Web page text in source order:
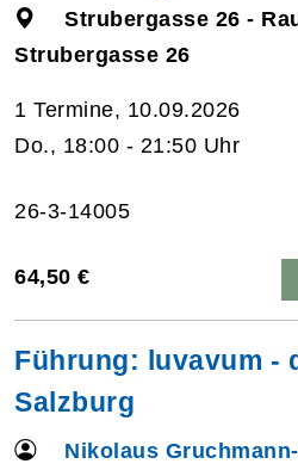
Strubergasse 26 -
Strubergasse 26
1 Termine, 10.09.2026
Do., 18:00 - 21:50 Uhr
26-3-14005
64,50 €
Führung: luvavum -
Salzburg
Nikolaus